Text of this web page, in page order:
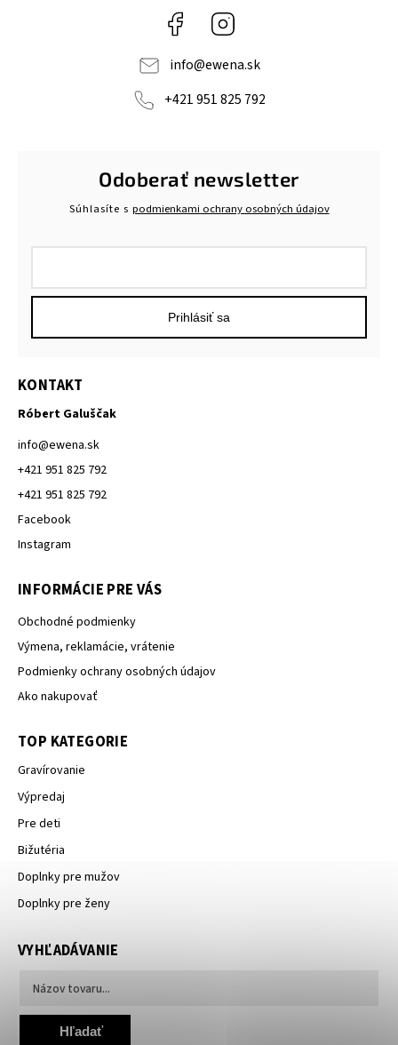
Facebook
info@ewena.sk
+421 951 825 792
Odoberať newsletter
Súhlasíte s podmienkami ochrany osobných údajov
Prihlásiť sa
KONTAKT
Róbert Galuščak
info@ewena.sk
+421 951 825 792
+421 951 825 792
Facebook
Instagram
INFORMÁCIE PRE VÁS
Obchodné podmienky
Výmena, reklamácie, vrátenie
Podmienky ochrany osobných údajov
Ako nakupovať
TOP KATEGORIE
Gravírovanie
Výpredaj
Pre deti
Bižutéria
Doplnky pre mužov
Doplnky pre ženy
VYHĽADÁVANIE
Hľadať